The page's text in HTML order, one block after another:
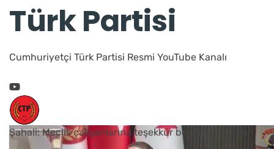
Türk Partisi
Cumhuriyetçi Türk Partisi Resmi YouTube Kanalı
Şahali: Meclis çalışanlarına teşekkür borcumuz vardır